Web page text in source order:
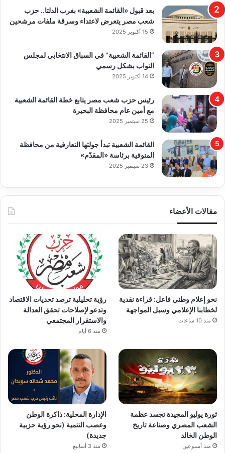
بعد قبول «القائمة الشعبية» بغرب الدلتا.. حزب
شعب مصر يتعرض لاعتداء وسرقة ملفات مرشحين
15 أكتوبر 2025
“القائمة الشعبية” في السباق الانتخابي لمجلس
النواب بشكل رسمي
14 أكتوبر 2025
رئيس حزب شعب مصر يتابع خطة القائمة الشعبية
مع أمين عام محافظة البحيرة
25 سبتمبر 2025
القائمة الشعبية تبدأ جولتها التعارفية من محافظة
المنوفية برئاسة «المقدّم»
23 سبتمبر 2025
مقالات الأعضاء
نحو إعلام وطني فاعل: قراءة نقدية
لخطابنا الإعلامي وسبل المواجهة
منذ 10 ساعات
رؤية تحليلية ترصد تحديات الاقتصاد
وتدعو لإصلاحات تحقق العدالة
والاستقرار المجتمعي
منذ 6 أيام
ثورة يوليو المجيدة تجسد عظمة
الشعب المصري وصناعة تاريخ
الوطن الخالد
منذ أسبوعين
الإدارة المحلية: ذاكرة الوطن
وعصب التنمية (نحو رؤية حزبية
جديدة)
منذ 3 أسابيع